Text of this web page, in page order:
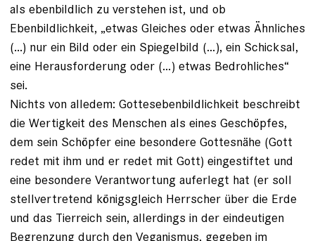
als ebenbildlich zu verstehen ist, und ob
Ebenbildlichkeit, „etwas Gleiches oder etwas Ähnliches
(...) nur ein Bild oder ein Spiegelbild (…), ein Schicksal,
eine Herausforderung oder (…) etwas Bedrohliches“
sei.
Nichts von alledem: Gottesebenbildlichkeit beschreibt
die Wertigkeit des Menschen als eines Geschöpfes,
dem sein Schöpfer eine besondere Gottesnähe (Gott
redet mit ihm und er redet mit Gott) eingestiftet und
eine besondere Verantwortung auferlegt hat (er soll
stellvertretend königsgleich Herrscher über die Erde
und das Tierreich sein, allerdings in der eindeutigen
Begrenzung durch den Veganismus, gegeben im